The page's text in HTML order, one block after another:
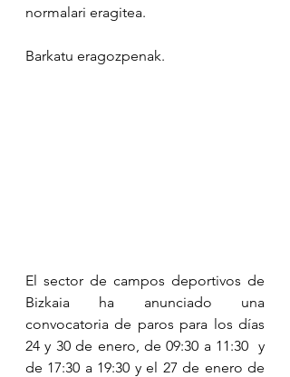
normalari eragitea.
Barkatu eragozpenak.
El sector de campos deportivos de
Bizkaia ha anunciado una
convocatoria de paros para los días
24 y 30 de enero, de 09:30 a 11:30  y
de 17:30 a 19:30 y el 27 de enero de